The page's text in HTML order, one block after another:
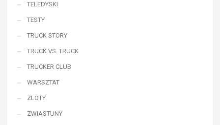
TELEDYSKI
TESTY
TRUCK STORY
TRUCK VS. TRUCK
TRUCKER CLUB
WARSZTAT
ZLOTY
ZWIASTUNY